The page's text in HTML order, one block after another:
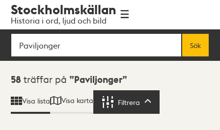
navigationen
huvudinnehållet
Stockholmskällan
Historia i ord, ljud och bild
Sök
Sök
Sökresultat
58 träffar på Paviljonger
Visa lista Visa karta Filtrera